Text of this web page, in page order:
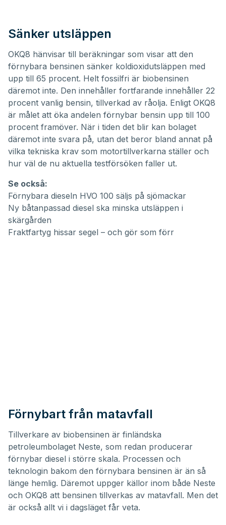
Sänker utsläppen
OKQ8 hänvisar till beräkningar som visar att den
förnybara bensinen sänker koldioxidutsläppen med
upp till 65 procent. Helt fossilfri är biobensinen
däremot inte. Den innehåller fortfarande innehåller 22
procent vanlig bensin, tillverkad av råolja. Enligt OKQ8
är målet att öka andelen förnybar bensin upp till 100
procent framöver. När i tiden det blir kan bolaget
däremot inte svara på, utan det beror bland annat på
vilka tekniska krav som motortillverkarna ställer och
hur väl de nu aktuella testförsöken faller ut.
Se också:
Förnybara dieseln HVO 100 säljs på sjömackar
Ny båtanpassad diesel ska minska utsläppen i
skärgården
Fraktfartyg hissar segel – och gör som förr
Förnybart från matavfall
Tillverkare av biobensinen är finländska
petroleumbolaget Neste, som redan producerar
förnybar diesel i större skala. Processen och
teknologin bakom den förnybara bensinen är än så
länge hemlig. Däremot uppger källor inom både Neste
och OKQ8 att bensinen tillverkas av matavfall. Men det
är också allt vi i dagsläget får veta.